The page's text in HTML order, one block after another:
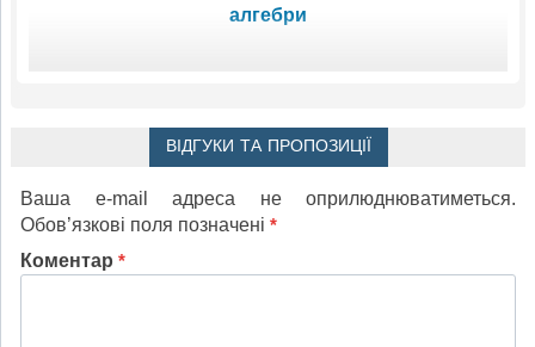
алгебри
ВІДГУКИ ТА ПРОПОЗИЦІЇ
Ваша e-mail адреса не оприлюднюватиметься.
Обов’язкові поля позначені *
Коментар *